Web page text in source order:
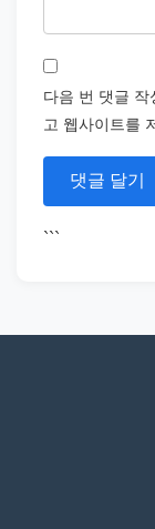
다음 번 댓글 작
고 웹사이트를
```